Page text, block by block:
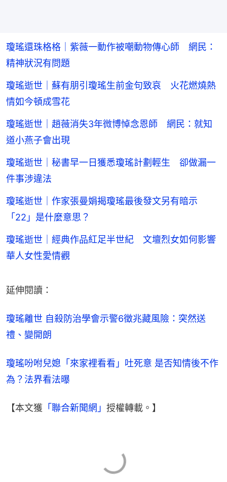
瓊瑤還珠格格｜紫薇一動作被嘲動物傳心師 網民：
精神狀況有問題
瓊瑤逝世｜蘇有朋引瓊瑤生前金句致哀 火花燃燒熱
情如今頓成雪花
瓊瑤逝世｜趙薇消失3年微博悼念恩師 網民：就知
道小燕子會出現
瓊瑤逝世｜秘書早一日獲悉瓊瑤計劃輕生 卻做漏一
件事涉違法
瓊瑤逝世｜作家張曼娟揭瓊瑤最後發文另有暗示
「22」是什麼意思？
瓊瑤逝世｜經典作品紅足半世紀 文壇烈女如何影響
華人女性愛情觀
延伸閱讀：
瓊瑤離世 自殺防治學會示警6徵兆藏風險：突然送
禮、變開朗
瓊瑤吩咐兒媳「來家裡看看」吐死意 是否知情後不作
為？法界看法曝
【本文獲 「聯合新聞網」 授權轉載。】